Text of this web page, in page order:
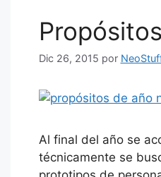
Dic 26, 2015 por
Al final del año se
técnicamente se